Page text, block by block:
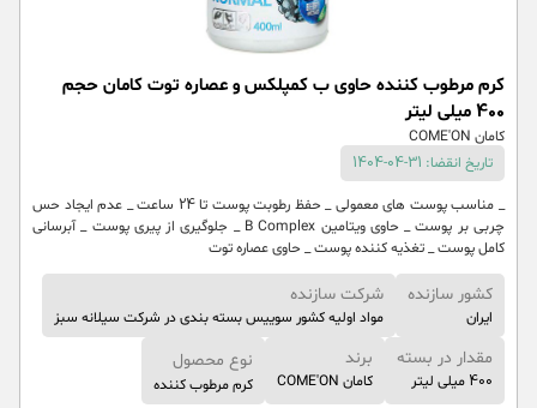
کرم مرطوب کننده حاوی ب کمپلکس و عصاره توت کامان حجم
400 میلی لیتر
کامان COME'ON
تاریخ انقضا: 31-04-1404
_ مناسب پوست های معمولی _ حفظ رطوبت پوست تا 24 ساعت _ عدم ایجاد حس
چربی بر پوست _ حاوی ویتامین B Complex _ جلوگیری از پیری پوست _ آبرسانی
کامل پوست _ تغذیه کننده پوست _ حاوی عصاره توت
کشور سازنده
ایران
شرکت سازنده
مواد اولیه کشور سوییس بسته بندی در شرکت سیلانه سبز
مقدار در بسته
400 میلی لیتر
برند
کامان COME'ON
نوع محصول
کرم مرطوب کننده